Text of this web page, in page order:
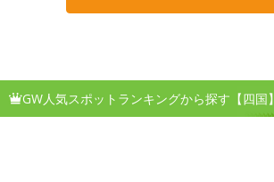
GW人気スポットランキングから探す【四国】